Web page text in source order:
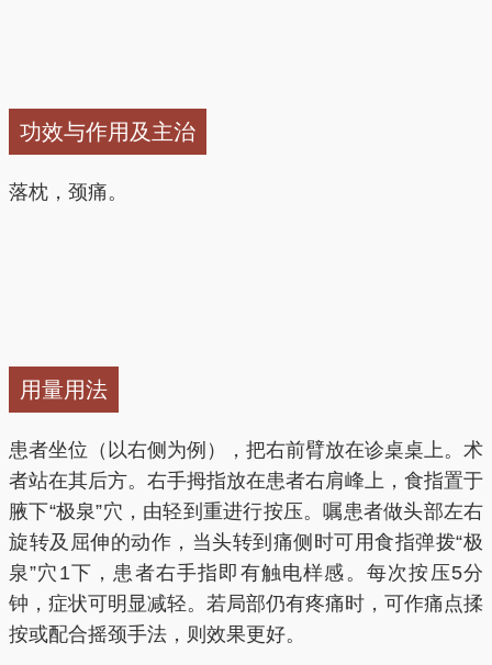
功效与作用及主治
落枕，颈痛。
用量用法
患者坐位（以右侧为例），把右前臂放在诊桌桌上。术
者站在其后方。右手拇指放在患者右肩峰上，食指置于
腋下“极泉”穴，由轻到重进行按压。嘱患者做头部左右
旋转及屈伸的动作，当头转到痛侧时可用食指弹拨“极
泉”穴1下，患者右手指即有触电样感。每次按压5分
钟，症状可明显减轻。若局部仍有疼痛时，可作痛点揉
按或配合摇颈手法，则效果更好。